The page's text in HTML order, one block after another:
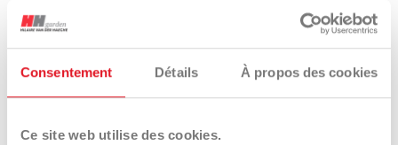
Consentement Détails À propos des cookies
Ce site web utilise des cookies.
INTERACTIONS